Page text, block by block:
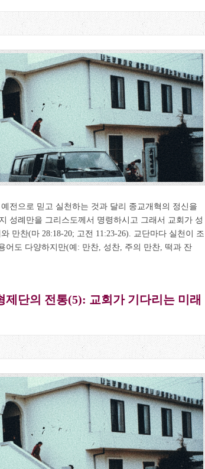
전으로 믿고 실천하는 것과 달리 종교개혁의 정신을
성례만을 그리스도께서 명령하시고 그래서 교회가 성
만찬(마 28:18-20; 고전 11:23-26). 교단마다 실천이 조
어도 다양하지만(예: 만찬, 성찬, 주의 만찬, 떡과 잔
단의 전통(5): 교회가 기다리는 미래